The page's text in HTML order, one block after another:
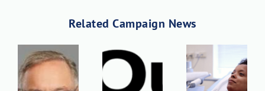
Related Campaign News